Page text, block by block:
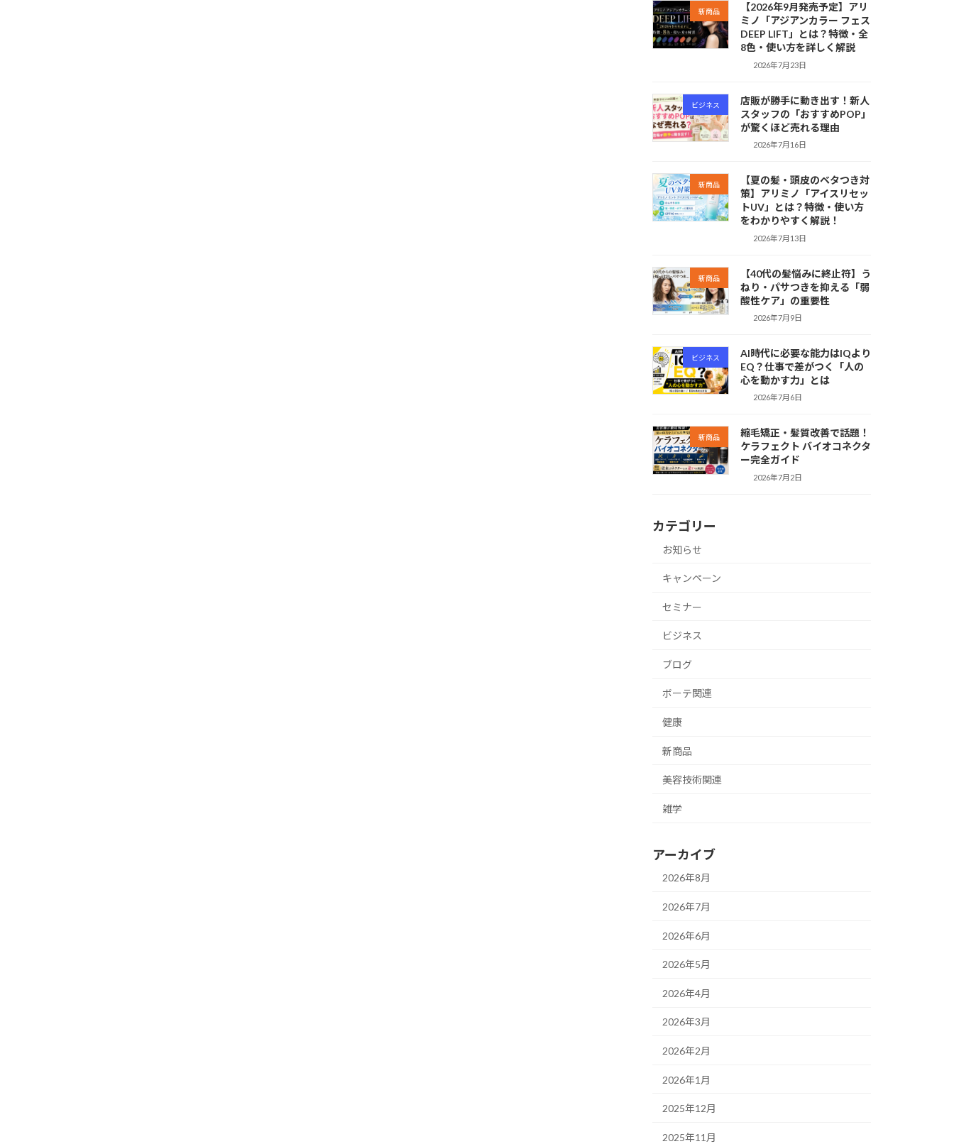
新商品
【2026年9月発売予定】アリ
ミノ「アジアンカラー フェス
DEEP LIFT」とは？特徴・全
8色・使い方を詳しく解説
2026年7月23日
ビジネス
店販が勝手に動き出す！新人
スタッフの「おすすめPOP」
が驚くほど売れる理由
2026年7月16日
新商品
【夏の髪・頭皮のベタつき対
策】アリミノ「アイスリセッ
トUV」とは？特徴・使い方
をわかりやすく解説！
2026年7月13日
新商品
【40代の髪悩みに終止符】う
ねり・パサつきを抑える「弱
酸性ケア」の重要性
2026年7月9日
ビジネス
AI時代に必要な能力はIQより
EQ？仕事で差がつく「人の
心を動かす力」とは
2026年7月6日
新商品
縮毛矯正・髪質改善で話題！
ケラフェクト バイオコネクタ
ー完全ガイド
2026年7月2日
カテゴリー
お知らせ
キャンペーン
セミナー
ビジネス
ブログ
ボーテ関連
健康
新商品
美容技術関連
雑学
アーカイブ
2026年8月
2026年7月
2026年6月
2026年5月
2026年4月
2026年3月
2026年2月
2026年1月
2025年12月
2025年11月